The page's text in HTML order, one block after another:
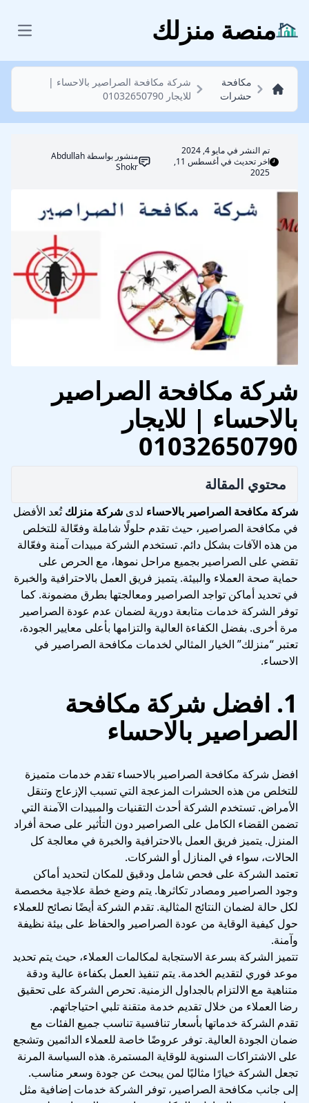
منصة منزلك
مكافحة
حشرات
شركة مكافحة الصراصير بالاحساء |
للايجار 01032650790
تم النشر فيمايو 4, 2024
اخر تحديث في أغسطس 11,
2025
منشور بواسطةAbdullah
Shokr
شركة مكافحة الصراصير
بالاحساء | للايجار
01032650790
محتوي المقالة
شركة مكافحة الصراصير بالاحساء لدى شركة منزلكتُعد الأفضل
في مكافحة الصراصير، حيث تقدم حلولًا شاملة وفعّالة للتخلص
من هذه الآفات بشكل دائم. تستخدم الشركة مبيدات آمنة وفعّالة
تقضي على الصراصير بجميع مراحل نموها، مع الحرص على
حماية صحة العملاء والبيئة. يتميز فريق العمل بالاحترافية والخبرة
في تحديد أماكن تواجد الصراصير ومعالجتها بطرق مضمونة. كما
توفر الشركة خدمات متابعة دورية لضمان عدم عودة الصراصير
مرة أخرى. بفضل الكفاءة العالية والتزامها بأعلى معايير الجودة،
تعتبر “منزلك” الخيار المثالي لخدمات مكافحة الصراصير في
الاحساء.
1. افضل شركة مكافحة
الصراصير بالاحساء
افضل شركة مكافحة الصراصير بالاحساء تقدم خدمات متميزة
للتخلص من هذه الحشرات المزعجة التي تسبب الإزعاج وتنقل
الأمراض. تستخدم الشركة أحدث التقنيات والمبيدات الآمنة التي
تضمن القضاء الكامل على الصراصير دون التأثير على صحة أفراد
المنزل. يتميز فريق العمل بالاحترافية والخبرة في معالجة كل
الحالات، سواء في المنازل أو الشركات.
تعتمد الشركة على فحص شامل ودقيق للمكان لتحديد أماكن
وجود الصراصير ومصادر تكاثرها. يتم وضع خطة علاجية مخصصة
لكل حالة لضمان النتائج المثالية. تقدم الشركة أيضًا نصائح للعملاء
حول كيفية الوقاية من عودة الصراصير والحفاظ على بيئة نظيفة
وآمنة.
تتميز الشركة بسرعة الاستجابة لمكالمات العملاء، حيث يتم تحديد
موعد فوري لتقديم الخدمة. يتم تنفيذ العمل بكفاءة عالية ودقة
متناهية مع الالتزام بالجداول الزمنية. تحرص الشركة على تحقيق
رضا العملاء من خلال تقديم خدمة متقنة تلبي احتياجاتهم.
تقدم الشركة خدماتها بأسعار تنافسية تناسب جميع الفئات مع
ضمان الجودة العالية. توفر عروضًا خاصة للعملاء الدائمين وتشجع
على الاشتراكات السنوية للوقاية المستمرة. هذه السياسة المرنة
تجعل الشركة خيارًا مثاليًا لمن يبحث عن جودة وسعر مناسب.
إلى جانب مكافحة الصراصير، توفر الشركة خدمات إضافية مثل